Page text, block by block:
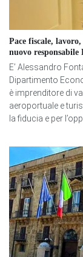
Pace fiscale,
nuovo responsabile
E’ Alessandro
Dipartimento
è imprenditore di
aeroportuale e
la fiducia e per